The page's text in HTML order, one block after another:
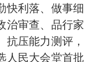
快利落、做事细
治审查、品行家
抗压能力测评，
人民大会堂首批